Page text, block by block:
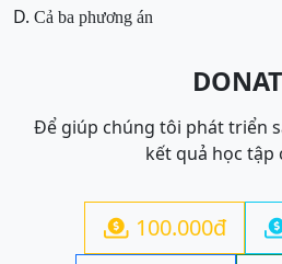
D. Cả ba phương án
Để giúp chúng tôi phát triển
kết quả học tập
 100.000đ